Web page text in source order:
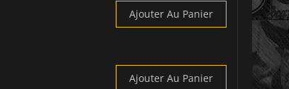
Ajouter Au Panier
Ajouter Au Panier